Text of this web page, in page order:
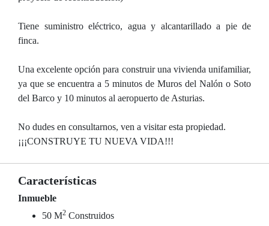
Tiene suministro eléctrico, agua y alcantarillado a pie de
finca.
Una excelente opción para construir una vivienda unifamiliar,
ya que se encuentra a 5 minutos de Muros del Nalón o Soto
del Barco y 10 minutos al aeropuerto de Asturias.
No dudes en consultarnos, ven a visitar esta propiedad.
¡¡¡CONSTRUYE TU NUEVA VIDA!!!
Características
Inmueble
50 M2 Construidos